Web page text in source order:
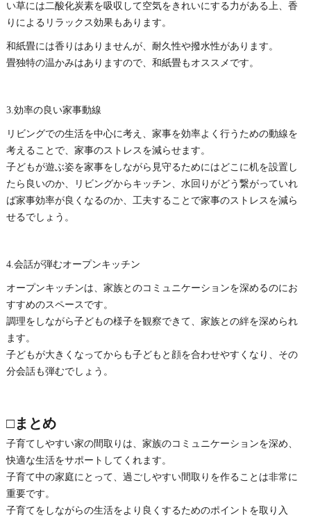
い草には二酸化炭素を吸収して空気をきれいにする力がある上、香
りによるリラックス効果もあります。
和紙畳には香りはありませんが、耐久性や撥水性があります。
畳独特の温かみはありますので、和紙畳もオススメです。
3.効率の良い家事動線
リビングでの生活を中心に考え、家事を効率よく行うための動線を
考えることで、家事のストレスを減らせます。
子どもが遊ぶ姿を家事をしながら見守るためにはどこに机を設置し
たら良いのか、リビングからキッチン、水回りがどう繋がっていれ
ば家事効率が良くなるのか、工夫することで家事のストレスを減ら
せるでしょう。
4.会話が弾むオープンキッチン
オープンキッチンは、家族とのコミュニケーションを深めるのにお
すすめのスペースです。
調理をしながら子どもの様子を観察できて、家族との絆を深められ
ます。
子どもが大きくなってからも子どもと顔を合わせやすくなり、その
分会話も弾むでしょう。
□まとめ
子育てしやすい家の間取りは、家族のコミュニケーションを深め、
快適な生活をサポートしてくれます。
子育て中の家庭にとって、過ごしやすい間取りを作ることは非常に
重要です。
子育てをしながらの生活をより良くするためのポイントを取り入